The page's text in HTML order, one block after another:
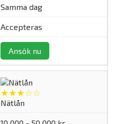
Samma dag
Accepteras
Ansök nu
★★★☆☆
Nätlån